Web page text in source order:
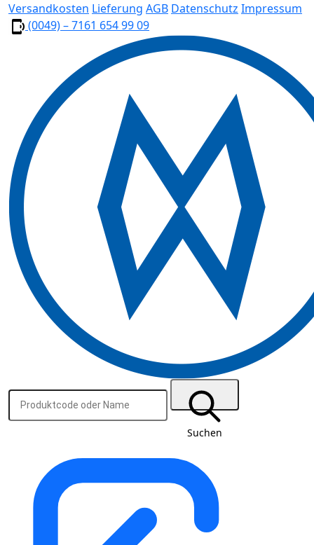
Versandkosten Lieferung AGB Datenschutz Impressum
(0049) – 7161 654 99 09
Suchen